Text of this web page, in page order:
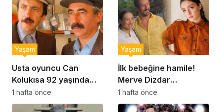
Usta oyuncu Can
Kolukısa 92 yaşında
hayatını kaybetti
Yaşam
1 hafta önce
İlk bebeğine hamile!
Merve Dizdar
sessizliğini bozdu: ‘İsim
bulmak çok zor’
Yaşam
1 hafta önce